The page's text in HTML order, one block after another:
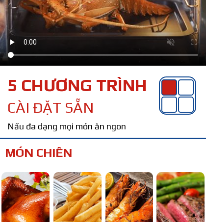
5 CHƯƠNG TRÌNH
CÀI ĐẶT SẴN
Nấu đa dạng mọi món ăn ngon
MÓN CHIÊN